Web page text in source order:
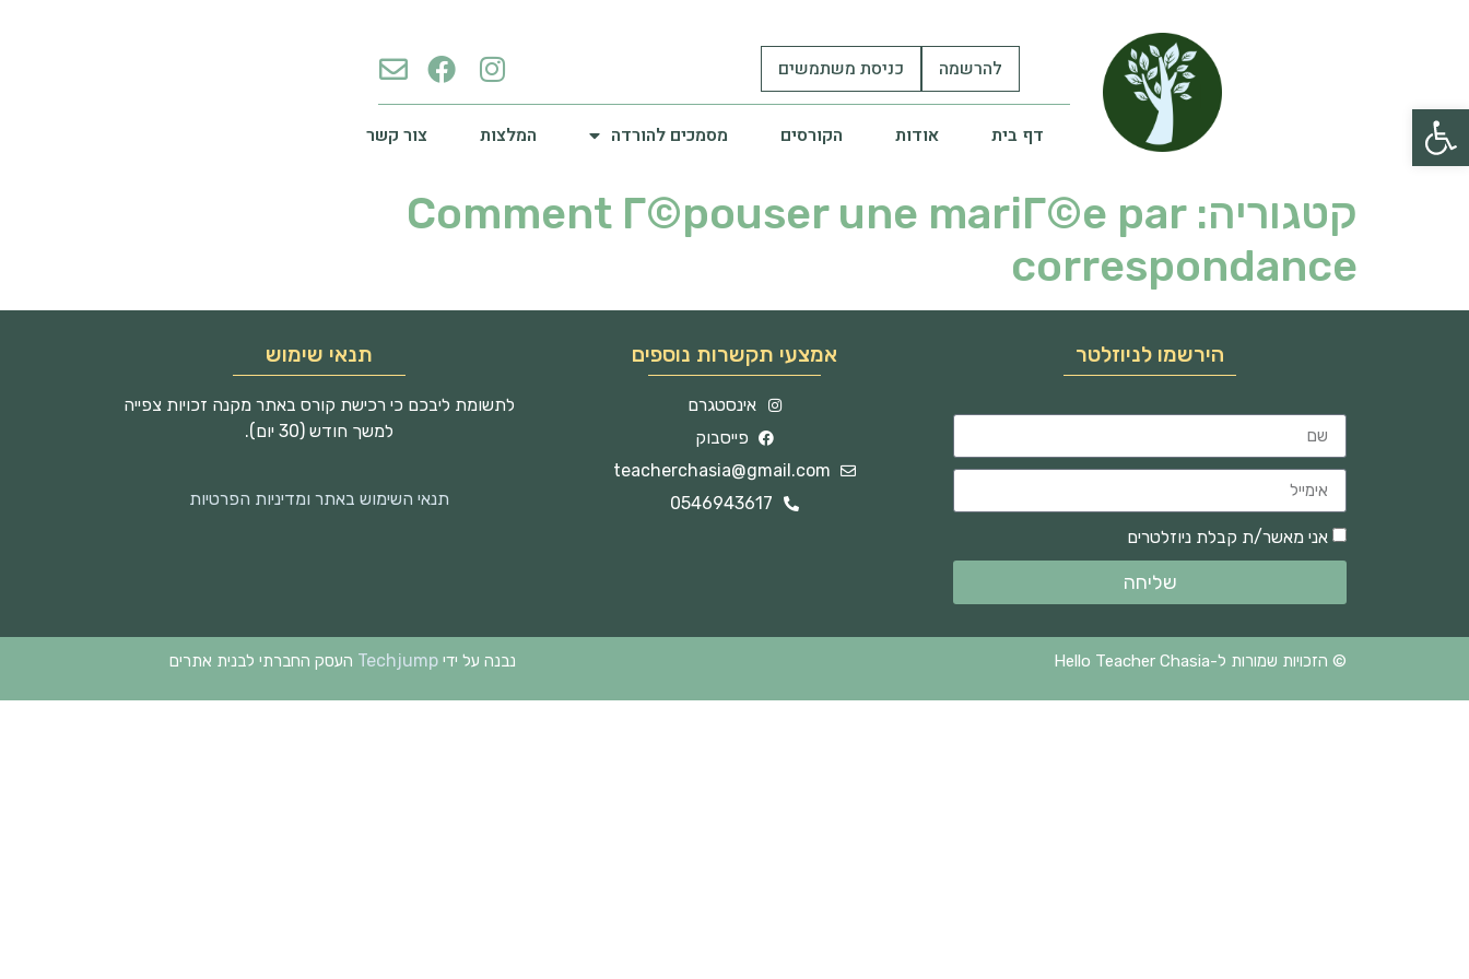
פתח סרגל נגישות
להרשמה כניסת משתמשים
דף בית אודות הקורסים מסמכים להורדה המלצות צור קשר
קטגוריה:Comment Г©pouser une mariГ©e par
correspondance
הירשמו לניוזלטר
אני מאשר/ת קבלת ניוזלטרים
שליחה
אמצעי תקשרות נוספים
אינסטגרם
פייסבוק
teacherchasia@gmail.com
0546943617
תנאי שימוש
לתשומת ליבכם כי רכישת קורס באתר מקנה זכויות צפייה
למשך חודש (30 יום).
תנאי השימוש באתר ומדיניות הפרטיות
© הזכויות שמורות ל-Hello Teacher Chasia נבנה על ידי Techjump העסק החברתי לבנית אתרים